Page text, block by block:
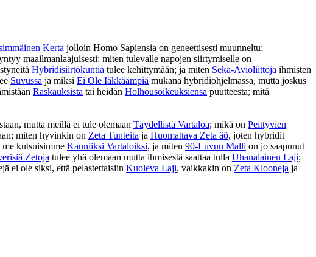
Kerta jolloin Homo Sapiensia on geneettisesti muunneltu;
maailmanlaajuisesti; miten tulevalle napojen siirtymiselle on
Hybridisiirtokuntia tulee kehittymään; ja miten Seka-Avioliittoja ihmisten
Suvussa ja miksi Ei Ole Iäkkäämpiä mukana hybridiohjelmassa, mutta joskus
Raskauksista tai heidän Holhousoikeuksiensa puutteesta; mitä
mutta meillä ei tule olemaan Täydellistä Vartaloa; mikä on Peittyvien
miten hyvinkin on Zeta Tunteita ja Huomattava Zeta äö, joten hybridit
kutsuisimme Kauniiksi Vartaloiksi, ja miten 90-Luvun Malli on jo saapunut
Zetoja tulee yhä olemaan mutta ihmisestä saattaa tulla Uhanalainen Laji;
ei ole siksi, että pelastettaisiin Kuoleva Laji, vaikkakin on Zeta Klooneja ja